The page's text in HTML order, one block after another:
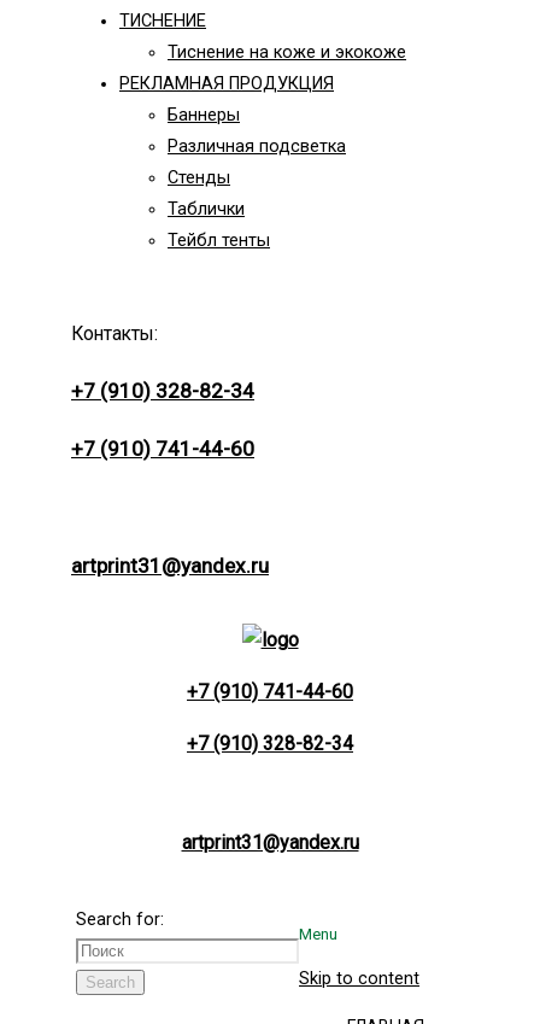
ТИСНЕНИЕ
Тиснение на коже и экокоже
РЕКЛАМНАЯ ПРОДУКЦИЯ
Баннеры
Различная подсветка
Стенды
Таблички
Тейбл тенты
Контакты:
+7 (910) 328-82-34
+7 (910) 741-44-60
artprint31@yandex.ru
+7 (910) 741-44-60
+7 (910) 328-82-34
artprint31@yandex.ru
Search for:
Search
Menu
Skip to content